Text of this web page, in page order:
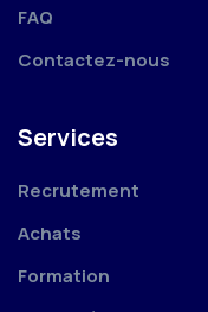
FAQ
Contactez-nous
Services
Recrutement
Achats
Formation